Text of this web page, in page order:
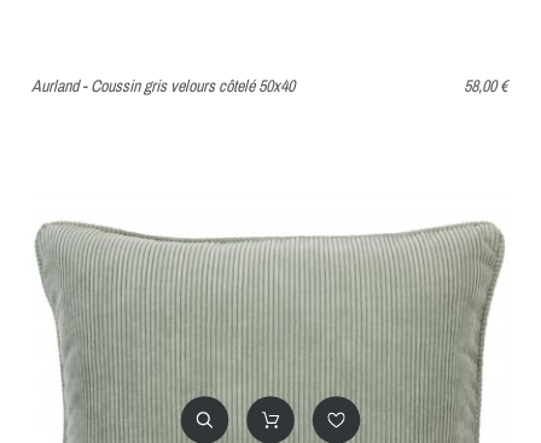
Aurland - Coussin gris velours côtelé 50x40 58,00 €